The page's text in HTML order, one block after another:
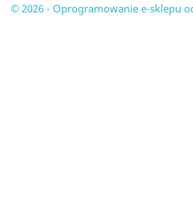
© 2026 - Oprogramowanie e-sklepu